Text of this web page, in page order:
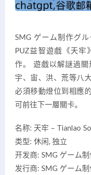
SMG ゲーム制作グ
PUZ益智遊戲《天牢
作。 遊戲以解謎過關
宇、宙、洪、荒等八
必須移動燈位到相應
可前往下一層關卡。
名称: 天牢 – Tianlao
类型: 休闲, 独立
开发商: SMG ゲーム
发行商: SMG ゲーム